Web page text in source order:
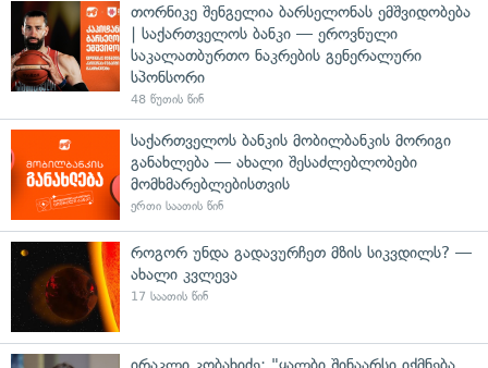
თორნიკე შენგელია ბარსელონას ემშვიდობება
| საქართველოს ბანკი — ეროვნული
საკალათბურთო ნაკრების გენერალური
სპონსორი
48 წუთის წინ
საქართველოს ბანკის მობილბანკის მორიგი
განახლება — ახალი შესაძლებლობები
მომხმარებლებისთვის
ერთი საათის წინ
როგორ უნდა გადავურჩეთ მზის სიკვდილს? —
ახალი კვლევა
17 საათის წინ